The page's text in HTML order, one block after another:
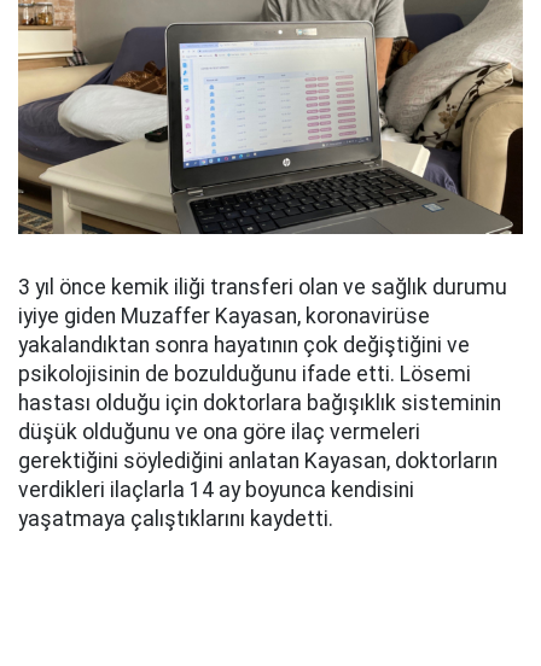
3 yıl önce kemik iliği transferi olan ve sağlık durumu
iyiye giden Muzaffer Kayasan, koronavirüse
yakalandıktan sonra hayatının çok değiştiğini ve
psikolojisinin de bozulduğunu ifade etti. Lösemi
hastası olduğu için doktorlara bağışıklık sisteminin
düşük olduğunu ve ona göre ilaç vermeleri
gerektiğini söylediğini anlatan Kayasan, doktorların
verdikleri ilaçlarla 14 ay boyunca kendisini
yaşatmaya çalıştıklarını kaydetti.